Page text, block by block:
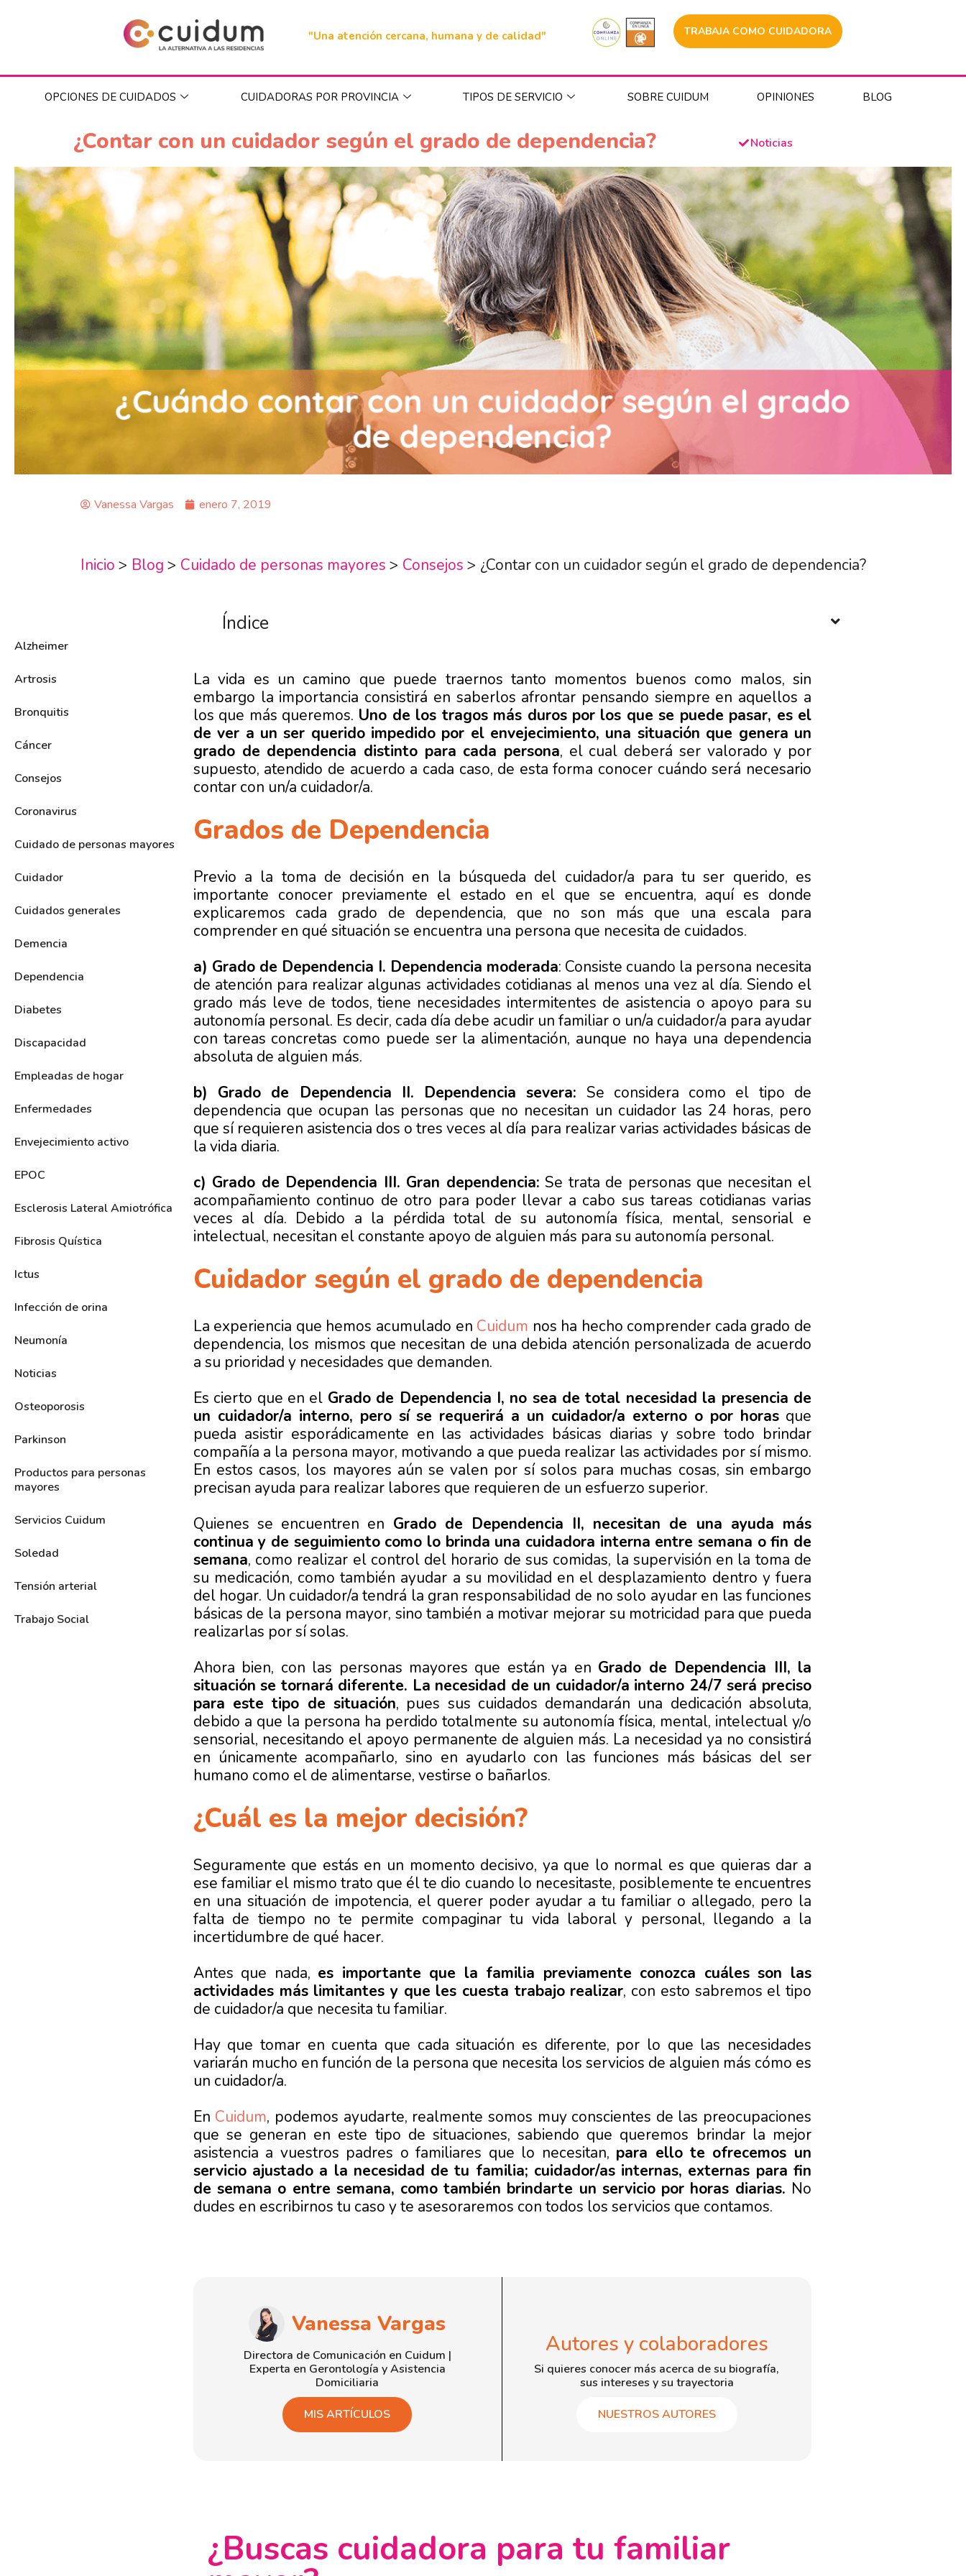
"Una atención cercana, humana y de calidad" TRABAJA COMO CUIDADORA
OPCIONES DE CUIDADOS CUIDADORAS POR PROVINCIA TIPOS DE SERVICIO SOBRE CUIDUM OPINIONES BLOG
¿Contar con un cuidador según el grado de dependencia? Noticias
Vanessa Vargas enero 7, 2019
Inicio > Blog > Cuidado de personas mayores > Consejos > ¿Contar con un cuidador según el grado de dependencia?
Alzheimer
Artrosis
Bronquitis
Cáncer
Consejos
Coronavirus
Cuidado de personas mayores
Cuidador
Cuidados generales
Demencia
Dependencia
Diabetes
Discapacidad
Empleadas de hogar
Enfermedades
Envejecimiento activo
EPOC
Esclerosis Lateral Amiotrófica
Fibrosis Quística
Ictus
Infección de orina
Neumonía
Noticias
Osteoporosis
Parkinson
Productos para personas
mayores
Servicios Cuidum
Soledad
Tensión arterial
Trabajo Social
Índice
La vida es un camino que puede traernos tanto momentos buenos como malos, sin
embargo la importancia consistirá en saberlos afrontar pensando siempre en aquellos a
los que más queremos. Uno de los tragos más duros por los que se puede pasar, es el
de ver a un ser querido impedido por el envejecimiento, una situación que genera un
grado de dependencia distinto para cada persona, el cual deberá ser valorado y por
supuesto, atendido de acuerdo a cada caso, de esta forma conocer cuándo será necesario
contar con un/a cuidador/a.
Grados de Dependencia
Previo a la toma de decisión en la búsqueda del cuidador/a para tu ser querido, es
importante conocer previamente el estado en el que se encuentra, aquí es donde
explicaremos cada grado de dependencia, que no son más que una escala para
comprender en qué situación se encuentra una persona que necesita de cuidados.
a) Grado de Dependencia I. Dependencia moderada: Consiste cuando la persona necesita
de atención para realizar algunas actividades cotidianas al menos una vez al día. Siendo el
grado más leve de todos, tiene necesidades intermitentes de asistencia o apoyo para su
autonomía personal. Es decir, cada día debe acudir un familiar o un/a cuidador/a para ayudar
con tareas concretas como puede ser la alimentación, aunque no haya una dependencia
absoluta de alguien más.
b) Grado de Dependencia II. Dependencia severa: Se considera como el tipo de
dependencia que ocupan las personas que no necesitan un cuidador las 24 horas, pero
que sí requieren asistencia dos o tres veces al día para realizar varias actividades básicas de
la vida diaria.
c) Grado de Dependencia III. Gran dependencia: Se trata de personas que necesitan el
acompañamiento continuo de otro para poder llevar a cabo sus tareas cotidianas varias
veces al día. Debido a la pérdida total de su autonomía física, mental, sensorial e
intelectual, necesitan el constante apoyo de alguien más para su autonomía personal.
Cuidador según el grado de dependencia
La experiencia que hemos acumulado en Cuidum nos ha hecho comprender cada grado de
dependencia, los mismos que necesitan de una debida atención personalizada de acuerdo
a su prioridad y necesidades que demanden.
Es cierto que en el Grado de Dependencia I, no sea de total necesidad la presencia de
un cuidador/a interno, pero sí se requerirá a un cuidador/a externo o por horas que
pueda asistir esporádicamente en las actividades básicas diarias y sobre todo brindar
compañía a la persona mayor, motivando a que pueda realizar las actividades por sí mismo.
En estos casos, los mayores aún se valen por sí solos para muchas cosas, sin embargo
precisan ayuda para realizar labores que requieren de un esfuerzo superior.
Quienes se encuentren en Grado de Dependencia II, necesitan de una ayuda más
continua y de seguimiento como lo brinda una cuidadora interna entre semana o fin de
semana, como realizar el control del horario de sus comidas, la supervisión en la toma de
su medicación, como también ayudar a su movilidad en el desplazamiento dentro y fuera
del hogar. Un cuidador/a tendrá la gran responsabilidad de no solo ayudar en las funciones
básicas de la persona mayor, sino también a motivar mejorar su motricidad para que pueda
realizarlas por sí solas.
Ahora bien, con las personas mayores que están ya en Grado de Dependencia III, la
situación se tornará diferente. La necesidad de un cuidador/a interno 24/7 será preciso
para este tipo de situación, pues sus cuidados demandarán una dedicación absoluta,
debido a que la persona ha perdido totalmente su autonomía física, mental, intelectual y/o
sensorial, necesitando el apoyo permanente de alguien más. La necesidad ya no consistirá
en únicamente acompañarlo, sino en ayudarlo con las funciones más básicas del ser
humano como el de alimentarse, vestirse o bañarlos.
¿Cuál es la mejor decisión?
Seguramente que estás en un momento decisivo, ya que lo normal es que quieras dar a
ese familiar el mismo trato que él te dio cuando lo necesitaste, posiblemente te encuentres
en una situación de impotencia, el querer poder ayudar a tu familiar o allegado, pero la
falta de tiempo no te permite compaginar tu vida laboral y personal, llegando a la
incertidumbre de qué hacer.
Antes que nada, es importante que la familia previamente conozca cuáles son las
actividades más limitantes y que les cuesta trabajo realizar, con esto sabremos el tipo
de cuidador/a que necesita tu familiar.
Hay que tomar en cuenta que cada situación es diferente, por lo que las necesidades
variarán mucho en función de la persona que necesita los servicios de alguien más cómo es
un cuidador/a.
En Cuidum, podemos ayudarte, realmente somos muy conscientes de las preocupaciones
que se generan en este tipo de situaciones, sabiendo que queremos brindar la mejor
asistencia a vuestros padres o familiares que lo necesitan, para ello te ofrecemos un
servicio ajustado a la necesidad de tu familia; cuidador/as internas, externas para fin
de semana o entre semana, como también brindarte un servicio por horas diarias. No
dudes en escribirnos tu caso y te asesoraremos con todos los servicios que contamos.
Vanessa Vargas
Directora de Comunicación en Cuidum |
Experta en Gerontología y Asistencia
Domiciliaria
MIS ARTÍCULOS
Autores y colaboradores
Si quieres conocer más acerca de su biografía,
sus intereses y su trayectoria
NUESTROS AUTORES
¿Buscas cuidadora para tu familiar